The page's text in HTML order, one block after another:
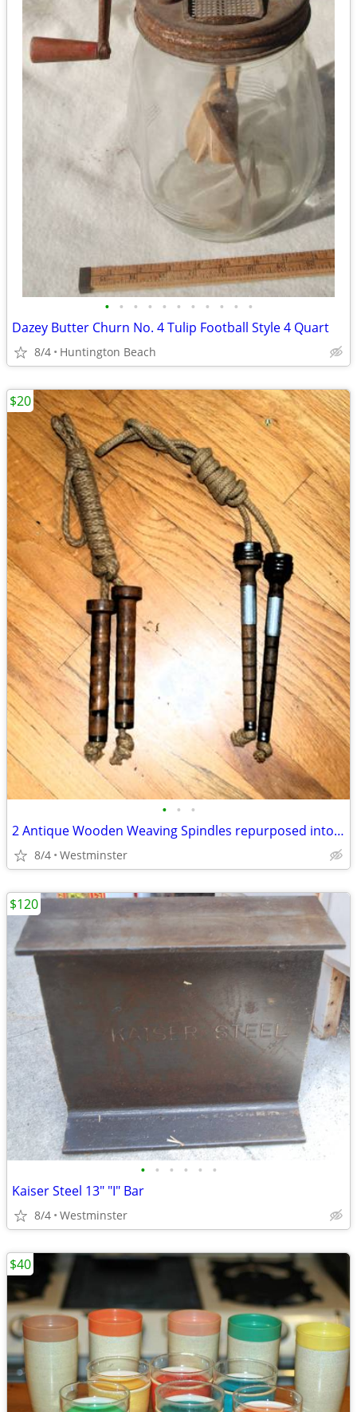
• • • • • • • • • • •
Dazey Butter Churn No. 4 Tulip Football Style 4 Quart
8/4 Huntington Beach
• • •
2 Antique Wooden Weaving Spindles repurposed into jump ropes
8/4 Westminster
$20
• • • • • •
Kaiser Steel 13" "I" Bar
8/4 Westminster
$120
$40